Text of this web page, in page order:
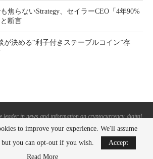
焦らないStrategy、セイラーCEO「4年90%
断言
が決める“利子付きステーブルコイン”存
leader in news and information on cryptocurrency, digital
Bitcoin News Crypto is here to help you with learning
latest crypto news and bitcoin news.
BACK TO TOP
to improve your experience. We'll assume
you can opt-out if you wish.
Accept
Read More